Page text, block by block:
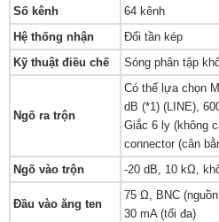
Số kênh
64 kênh
Hệ thống nhận
Đổi tần kép
Kỹ thuật điều chế
Sóng phân tập
Ngõ ra trộn
Có thể lựa chọn
dB (*1) (LINE),
Giắc 6 ly (không
connector (cân
Ngõ vào trộn
-20 dB, 10 kΩ,
Đầu vào ăng ten
75 Ω, BNC
30 mA (tối đa)